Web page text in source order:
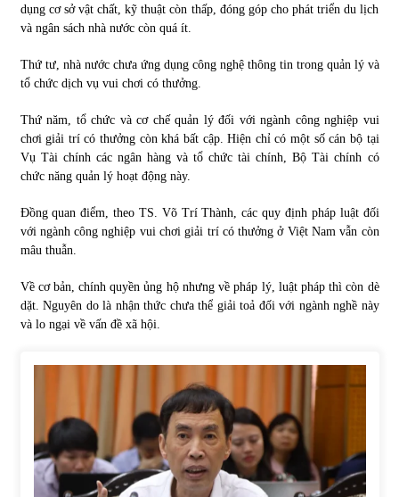
dụng cơ sở vật chất, kỹ thuật còn thấp, đóng góp cho phát triển du lịch
và ngân sách nhà nước còn quá ít.
Thứ tư, nhà nước chưa ứng dụng công nghệ thông tin trong quản lý và
tổ chức dịch vụ vui chơi có thưởng.
Thứ năm, tổ chức và cơ chế quản lý đối với ngành công nghiệp vui
chơi giải trí có thưởng còn khá bất cập. Hiện chỉ có một số cán bộ tại
Vụ Tài chính các ngân hàng và tổ chức tài chính, Bộ Tài chính có
chức năng quản lý hoạt động này.
Đồng quan điểm, theo TS. Võ Trí Thành, các quy định pháp luật đối
với ngành công nghiệp vui chơi giải trí có thưởng ở Việt Nam vẫn còn
mâu thuẫn.
Về cơ bản, chính quyền ủng hộ nhưng về pháp lý, luật pháp thì còn dè
dặt. Nguyên do là nhận thức chưa thể giải toả đối với ngành nghề này
và lo ngại về vấn đề xã hội.